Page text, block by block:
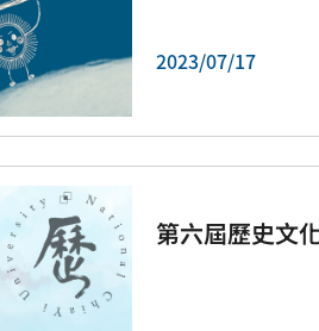
2023/07/17
第六屆歷史文